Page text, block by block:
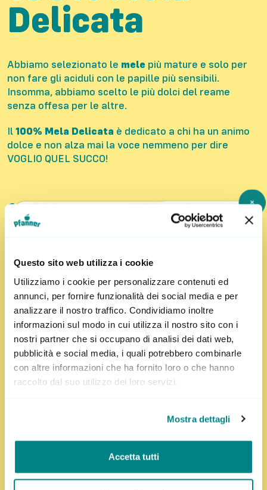
Questo sito web utilizza i cookie
Utilizziamo i cookie per personalizzare contenuti ed
annunci, per fornire funzionalità dei social media e per
analizzare il nostro traffico. Condividiamo inoltre
informazioni sul modo in cui utilizza il nostro sito con i
nostri partner che si occupano di analisi dei dati web,
pubblicità e social media, i quali potrebbero combinarle
con altre informazioni che ha fornito loro o che hanno
raccolto dal suo utilizzo dei loro servizi.
Mostra dettagli
Accetta tutti
Delicata
Abbiamo selezionato le mele più mature e solo per
non fare gli aciduli con le papille più sensibili.
Insomma, abbiamo scelto le più dolci del reame
senza offesa per le altre.
Il 100% Mela Delicata è dedicato a chi ha un animo
dolce e non alza mai la voce nemmeno per dire
VOGLIO QUEL SUCCO!
100%
Contenuto di frutta
47 kcal
1l
Confezione in carta
Conservazione:Dopo l'apertura conservare in frigo
e consumare entro 3 giorni.
Carboidrati
11g
×
Iscriviti alla newsletter più
succosa del web!